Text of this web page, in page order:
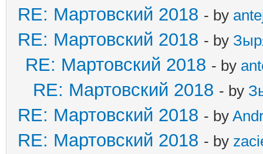
RE: Мартовский 2018 - by
RE: Мартовский 2018 - by
RE: Мартовский 2018 - by
RE: Мартовский 2018 - by
RE: Мартовский 2018 - by
RE: Мартовский 2018 - by